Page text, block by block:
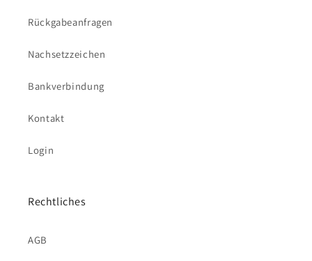
Rückgabeanfragen
Nachsetzzeichen
Bankverbindung
Kontakt
Login
Rechtliches
AGB